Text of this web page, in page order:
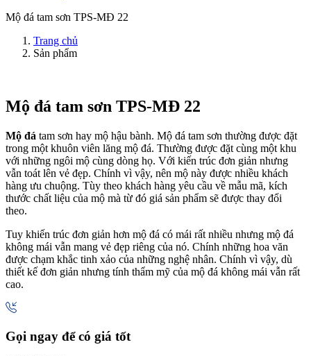
Mộ đá tam sơn TPS-MĐ 22
Trang chủ
Sản phẩm
Mộ đá tam sơn TPS-MĐ 22
Mộ đá tam sơn hay mộ hậu bành. Mộ đá tam sơn thường được đặt
trong một khuôn viên lăng mộ đá. Thường được đặt cùng một khu
với những ngôi mộ cùng dòng họ. Với kiến trúc đơn giản nhưng
vẫn toát lên vẻ đẹp. Chính vì vậy, nên mộ này được nhiều khách
hàng ưu chuộng. Tùy theo khách hàng yêu cầu về mẫu mã, kích
thước chất liệu của mộ mà từ đó giá sản phẩm sẽ được thay đổi
theo.
Tuy khiến trúc đơn giản hơn mộ đá có mái rất nhiều nhưng mộ đá
không mái vẫn mang vẻ đẹp riêng của nó. Chính những hoa văn
được chạm khắc tinh xảo của những nghệ nhân. Chính vì vậy, dù
thiết kế đơn giản nhưng tính thẩm mỹ của mộ đá không mái vẫn rất
cao.
Gọi ngay để có giá tốt